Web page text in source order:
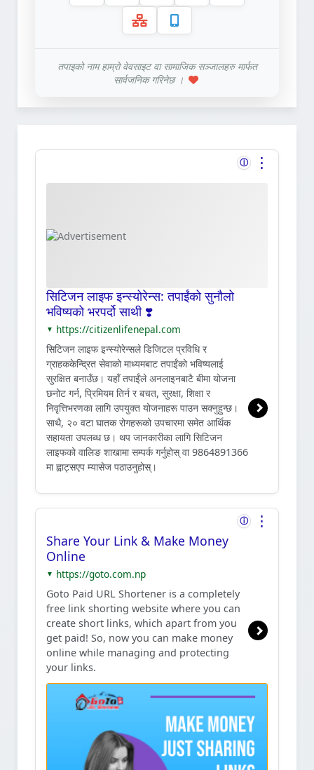
तपाइको नाम हाम्रो वेवसाइट वा सामाजिक सञ्जालहरु मार्फत
सार्वजनिक गरिनेछ ।
ⓘ ⋮
सिटिजन लाइफ इन्स्योरेन्स: तपाईंको सुनौलो
भविष्यको भरपर्दो साथी ❣️
▼ https://citizenlifenepal.com
सिटिजन लाइफ इन्स्योरेन्सले डिजिटल प्रविधि र
ग्राहककेन्द्रित सेवाको माध्यमबाट तपाईंको भविष्यलाई
सुरक्षित बनाउँछ। यहाँ तपाईंले अनलाइनबाटै बीमा योजना
छनोट गर्न, प्रिमियम तिर्न र बचत, सुरक्षा, शिक्षा र
निवृत्तिभरणका लागि उपयुक्त योजनाहरू पाउन सक्नुहुन्छ।
साथै, २० वटा घातक रोगहरूको उपचारमा समेत आर्थिक
सहायता उपलब्ध छ। थप जानकारीका लागि सिटिजन
लाइफको वालिङ शाखामा सम्पर्क गर्नुहोस् वा 9864891366
मा ह्वाट्सएप म्यासेज पठाउनुहोस्।
ⓘ ⋮
Share Your Link & Make Money
Online
▼ https://goto.com.np
Goto Paid URL Shortener is a completely
free link shorting website where you can
create short links, which apart from you
get paid! So, now you can make money
online while managing and protecting
your links.